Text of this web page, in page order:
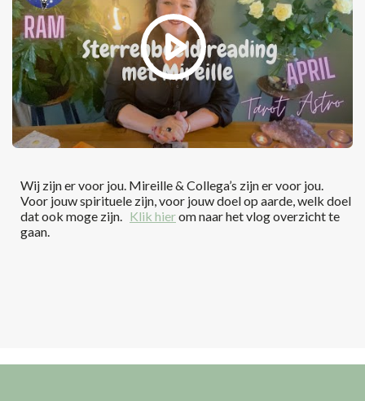
Wij zijn er voor jou. Mireille & Collega’s zijn er voor jou.
Voor jouw spirituele zijn, voor jouw doel op aarde, welk doel
dat ook moge zijn. Klik hierom naar het vlog overzicht te
gaan.